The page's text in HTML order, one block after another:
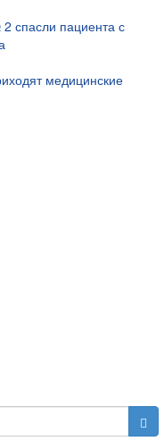
спасли пациента с
медицинские